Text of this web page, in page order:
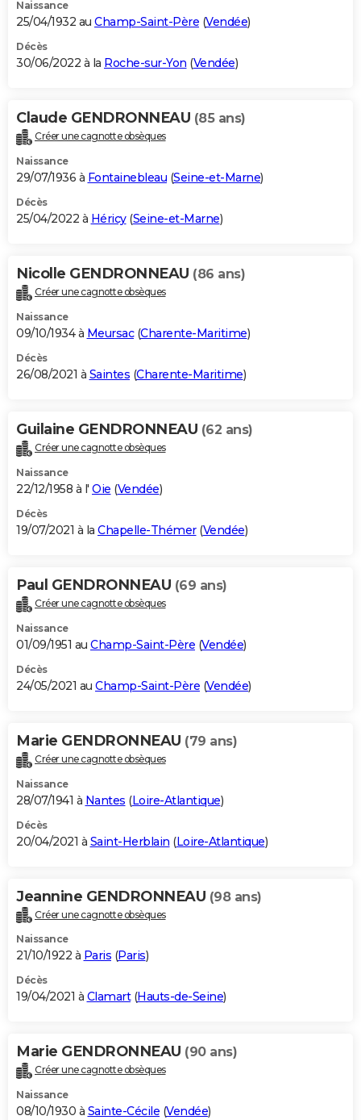
Naissance
25/04/1932 au Champ-Saint-Père (Vendée)
Décès
30/06/2022 à la Roche-sur-Yon (Vendée)
Claude GENDRONNEAU (85 ans)
Créer une cagnotte obsèques
Naissance
29/07/1936 à Fontainebleau (Seine-et-Marne)
Décès
25/04/2022 à Héricy(Seine-et-Marne)
Nicolle GENDRONNEAU (86 ans)
Créer une cagnotte obsèques
Naissance
09/10/1934 à Meursac(Charente-Maritime)
Décès
26/08/2021 à Saintes (Charente-Maritime)
Guilaine GENDRONNEAU (62 ans)
Créer une cagnotte obsèques
Naissance
22/12/1958 à l' Oie (Vendée)
Décès
19/07/2021 à la Chapelle-Thémer(Vendée)
Paul GENDRONNEAU (69 ans)
Créer une cagnotte obsèques
Naissance
01/09/1951 au Champ-Saint-Père (Vendée)
Décès
24/05/2021 au Champ-Saint-Père (Vendée)
Marie GENDRONNEAU (79 ans)
Créer une cagnotte obsèques
Naissance
28/07/1941 à Nantes (Loire-Atlantique)
Décès
20/04/2021 à Saint-Herblain (Loire-Atlantique)
Jeannine GENDRONNEAU (98 ans)
Créer une cagnotte obsèques
Naissance
21/10/1922 à Paris (Paris)
Décès
19/04/2021 à Clamart(Hauts-de-Seine)
Marie GENDRONNEAU (90 ans)
Créer une cagnotte obsèques
Naissance
08/10/1930 à Sainte-Cécile (Vendée)